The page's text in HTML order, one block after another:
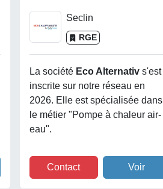
Seclin
RGE
La société Eco Alternativ s'est
inscrite sur notre réseau en
2026. Elle est spécialisée dans
le métier "Pompe à chaleur air-
eau".
Contact Voir